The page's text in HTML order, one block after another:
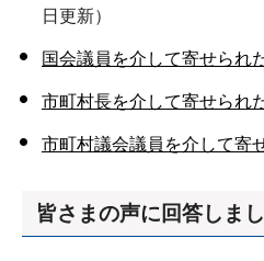
日更新）
国会議員を介して寄せられ
市町村長を介して寄せられ
市町村議会議員を介して寄
皆さまの声に回答しまし